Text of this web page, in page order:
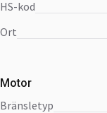
HS-kod
Ort
Motor
bränsletyp